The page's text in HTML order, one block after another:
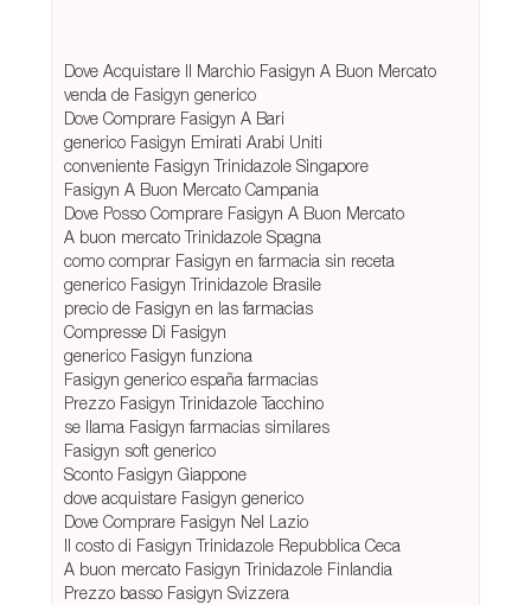
Dove Acquistare Il Marchio Fasigyn A Buon Mercato
venda de Fasigyn generico
Dove Comprare Fasigyn A Bari
generico Fasigyn Emirati Arabi Uniti
conveniente Fasigyn Trinidazole Singapore
Fasigyn A Buon Mercato Campania
Dove Posso Comprare Fasigyn A Buon Mercato
A buon mercato Trinidazole Spagna
como comprar Fasigyn en farmacia sin receta
generico Fasigyn Trinidazole Brasile
precio de Fasigyn en las farmacias
Compresse Di Fasigyn
generico Fasigyn funziona
Fasigyn generico españa farmacias
Prezzo Fasigyn Trinidazole Tacchino
se llama Fasigyn farmacias similares
Fasigyn soft generico
Sconto Fasigyn Giappone
dove acquistare Fasigyn generico
Dove Comprare Fasigyn Nel Lazio
Il costo di Fasigyn Trinidazole Repubblica Ceca
A buon mercato Fasigyn Trinidazole Finlandia
Prezzo basso Fasigyn Svizzera